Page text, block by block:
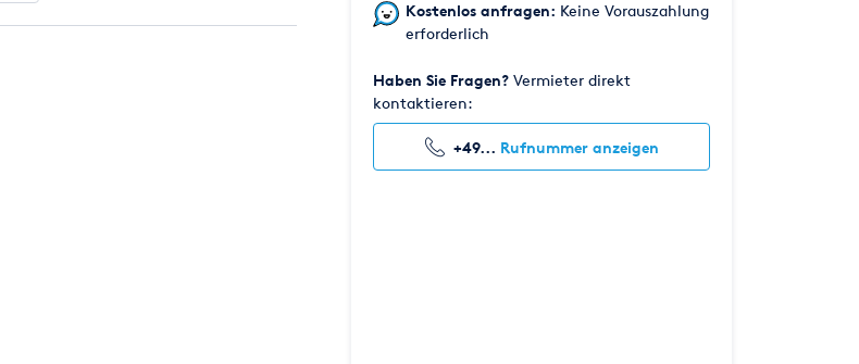
Kostenlos anfragen: Keine Vorauszahlung
erforderlich
Haben Sie Fragen? Vermieter direkt
kontaktieren:
+49... Rufnummer anzeigen